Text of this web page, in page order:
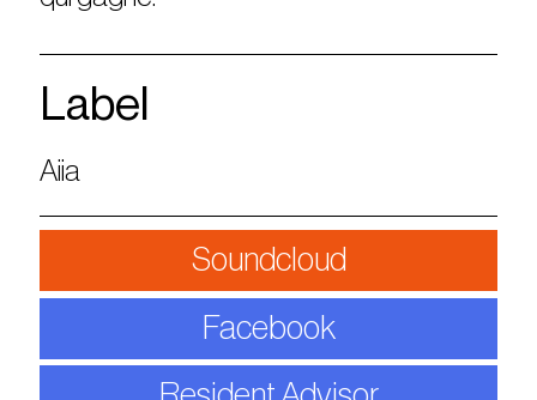
Label
Aiia
Soundcloud
Facebook